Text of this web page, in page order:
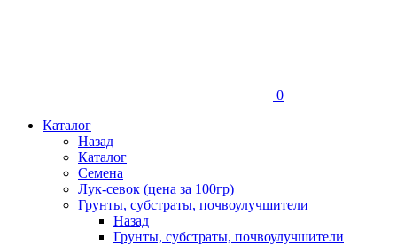
0
Каталог
Назад
Каталог
Семена
Лук-севок (цена за 100гр)
Грунты, субстраты, почвоулучшители
Назад
Грунты, субстраты, почвоулучшители